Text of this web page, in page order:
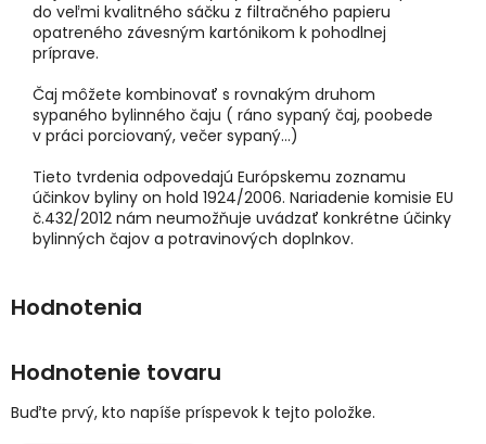
do veľmi kvalitného sáčku z filtračného papieru
opatreného závesným kartónikom k pohodlnej
príprave.
Čaj môžete kombinovať s rovnakým druhom
sypaného bylinného čaju ( ráno sypaný čaj, poobede
v práci porciovaný, večer sypaný...)
Tieto tvrdenia odpovedajú Európskemu zoznamu
účinkov byliny on hold 1924/2006. Nariadenie komisie EU
č.432/2012 nám neumožňuje uvádzať konkrétne účinky
bylinných čajov a potravinových doplnkov.
Hodnotenie tovaru
Buďte prvý, kto napíše príspevok k tejto položke.